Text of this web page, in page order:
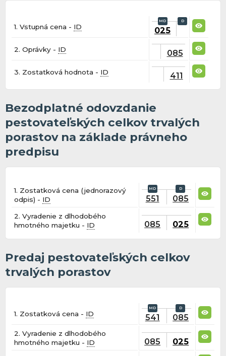
1. Vstupná cena - ID 025
2. Oprávky - ID 085
3. Zostatková hodnota - ID 411
Bezodplatné odovzdanie
pestovateľských celkov trvalých
porastov na základe právneho
predpisu
1. Zostatková cena (jednorazový
odpis) - ID 551 085
2. Vyradenie z dlhodobého
hmotného majetku - ID 085 025
Predaj pestovateľských celkov
trvalých porastov
1. Zostatková cena - ID 541 085
2. Vyradenie z dlhodobého
hmotného majetku - ID 085 025